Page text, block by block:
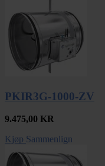
PKIR3G-1000-ZV
9.475,00 KR
Kjøp Sammenlign